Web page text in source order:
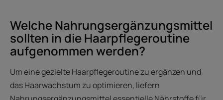
Welche Nahrungsergänzungsmittel
sollten in die Haarpflegeroutine
aufgenommen werden?
Um eine gezielte Haarpflegeroutine zu ergänzen und
das Haarwachstum zu optimieren, liefern